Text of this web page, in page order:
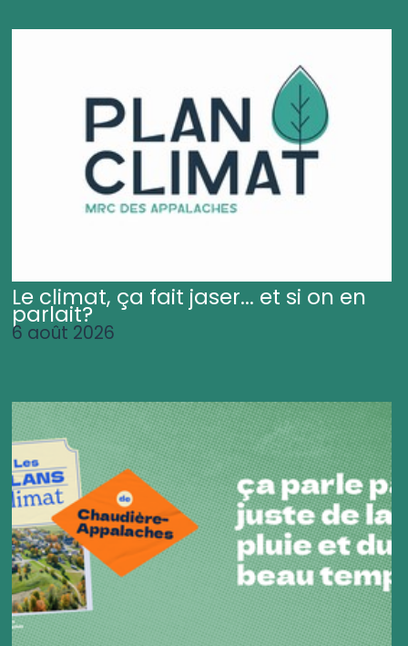
Le climat, ça fait jaser... et si on en
parlait?
6 août 2026